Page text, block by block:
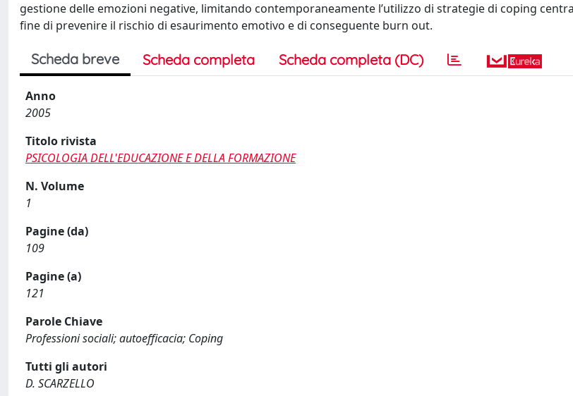
gestione delle emozioni negative, limitando contemporaneamente l’utilizzo di strategie di coping
fine di prevenire il rischio di esaurimento emotivo e di conseguente burn out.
Scheda breve Scheda completa Scheda completa (DC)
Anno
2005
Titolo rivista
PSICOLOGIA DELL'EDUCAZIONE E DELLA FORMAZIONE
N. Volume
1
Pagine (da)
109
Pagine (a)
121
Parole Chiave
Professioni sociali; autoefficacia; Coping
Tutti gli autori
D. SCARZELLO